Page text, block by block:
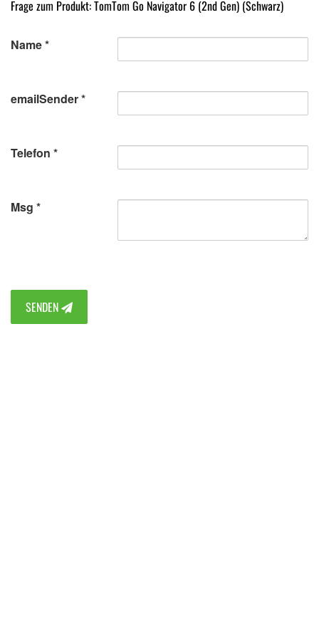
Frage zum Produkt: TomTom Go Navigator 6 (2nd Gen) (Schwarz)
Name
emailSender
Telefon
Msg
SENDEN